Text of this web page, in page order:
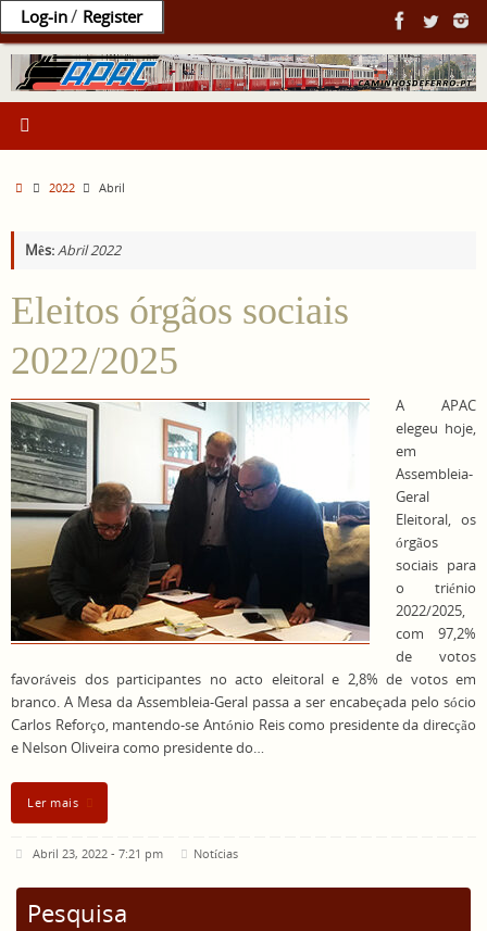
Log-in/ Register
para
conteúdo
Home2022 Abril
Mês:Abril 2022
Eleitos órgãos sociais
2022/2025
A APAC
elegeu hoje,
em
Assembleia-
Geral
Eleitoral, os
órgãos
sociais para
o triénio
2022/2025,
com 97,2%
de votos
favoráveis dos participantes no acto eleitoral e 2,8% de votos em
branco. A Mesa da Assembleia-Geral passa a ser encabeçada pelo sócio
Carlos Reforço, mantendo-se António Reis como presidente da direcção
e Nelson Oliveira como presidente do…
Ler mais
Abril 23, 2022 - 7:21 pm Notícias
Pesquisa